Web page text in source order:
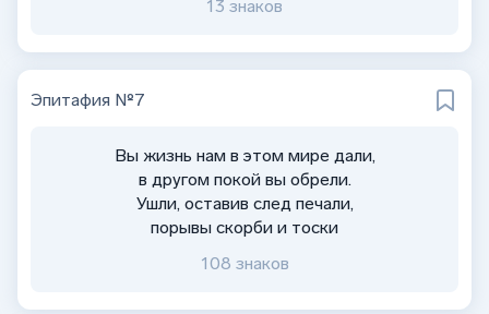
13 знаков
Эпитафия №7
Вы жизнь нам в этом мире дали,
в другом покой вы обрели.
Ушли, оставив след печали,
порывы скорби и тоски
108 знаков